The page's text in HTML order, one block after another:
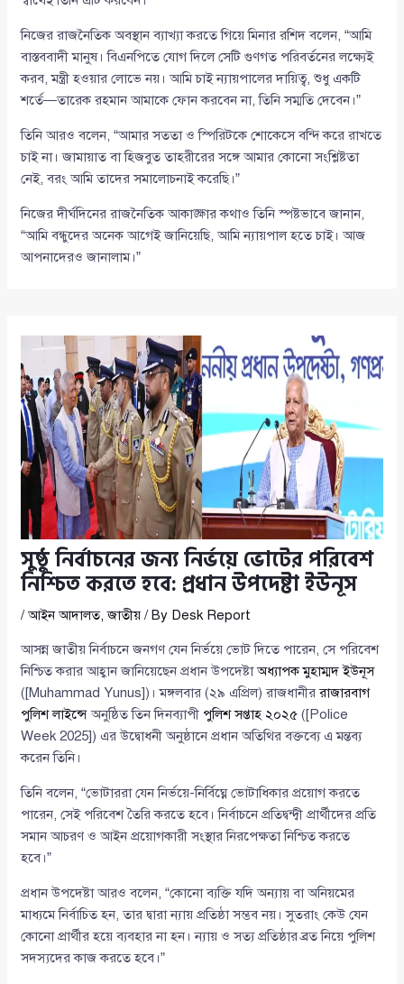
নিজের রাজনৈতিক অবস্থান ব্যাখ্যা করতে গিয়ে মিনার রশিদ বলেন, “আমি
বাস্তববাদী মানুষ। বিএনপিতে যোগ দিলে সেটি গুণগত পরিবর্তনের লক্ষ্যেই
করব, মন্ত্রী হওয়ার লোভে নয়। আমি চাই ন্যায়পালের দায়িত্ব, শুধু একটি
শর্তে—তারেক রহমান আমাকে ফোন করবেন না, তিনি সম্মতি দেবেন।”
তিনি আরও বলেন, “আমার সততা ও স্পিরিটকে শোকেসে বন্দি করে রাখতে
চাই না। জামায়াত বা হিজবুত তাহরীরের সঙ্গে আমার কোনো সংশ্লিষ্টতা
নেই, বরং আমি তাদের সমালোচনাই করেছি।”
নিজের দীর্ঘদিনের রাজনৈতিক আকাঙ্ক্ষার কথাও তিনি স্পষ্টভাবে জানান,
“আমি বন্ধুদের অনেক আগেই জানিয়েছি, আমি ন্যায়পাল হতে চাই। আজ
আপনাদেরও জানালাম।”
সুষ্ঠু নির্বাচনের জন্য নির্ভয়ে ভোটের পরিবেশ
নিশ্চিত করতে হবে: প্রধান উপদেষ্টা ইউনূস
/আইন আদালত,জাতীয় / By Desk Report
আসন্ন জাতীয় নির্বাচনে জনগণ যেন নির্ভয়ে ভোট দিতে পারেন, সে পরিবেশ
নিশ্চিত করার আহ্বান জানিয়েছেন প্রধান উপদেষ্টাঅধ্যাপক মুহাম্মদ ইউনূস
([Muhammad Yunus])। মঙ্গলবার (২৯ এপ্রিল) রাজধানীররাজারবাগ
পুলিশ লাইন্সেঅনুষ্ঠিত তিন দিনব্যাপী পুলিশ সপ্তাহ ২০২৫ ([Police
Week 2025]) এর উদ্বোধনী অনুষ্ঠানে প্রধান অতিথির বক্তব্যে এ মন্তব্য
করেন তিনি।
তিনি বলেন, “ভোটাররা যেন নির্ভয়ে-নির্বিঘ্নে ভোটাধিকার প্রয়োগ করতে
পারেন, সেই পরিবেশ তৈরি করতে হবে। নির্বাচনে প্রতিদ্বন্দ্বী প্রার্থীদের প্রতি
সমান আচরণ ও আইন প্রয়োগকারী সংস্থার নিরপেক্ষতা নিশ্চিত করতে
হবে।”
প্রধান উপদেষ্টা আরও বলেন, “কোনো ব্যক্তি যদি অন্যায় বা অনিয়মের
মাধ্যমে নির্বাচিত হন, তার দ্বারা ন্যায় প্রতিষ্ঠা সম্ভব নয়। সুতরাং কেউ যেন
কোনো প্রার্থীর হয়ে ব্যবহার না হন। ন্যায় ও সত্য প্রতিষ্ঠার ব্রত নিয়ে পুলিশ
সদস্যদের কাজ করতে হবে।”